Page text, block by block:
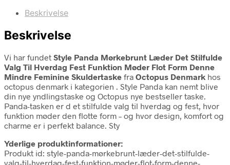
Beskrivelse
Beskrivelse
Vi har fundet Style Panda Mørkebrunt Læder Det Stilfulde
Valg Til Hverdag Fest Funktion Møder Flot Form Denne
Mindre Feminine Skuldertaske fra Octopus Denmark hos
octopus denmark i kategorien . Style Panda kan nemt blive
din nye yndlingstaske og Octopus nye bestseller taske.
Panda-tasken er d et stilfulde valg til hverdag og fest, hvor
funktion møder den flotte form – og hvor design, komfort og
charme er i perfekt balance. Sty
Yderlige produktinformationer:
Produkt id: style-panda-mørkebrunt-læder-det-stilfulde-
valg-til-hverdag-fest-funktion-møder-flot-form-denne-